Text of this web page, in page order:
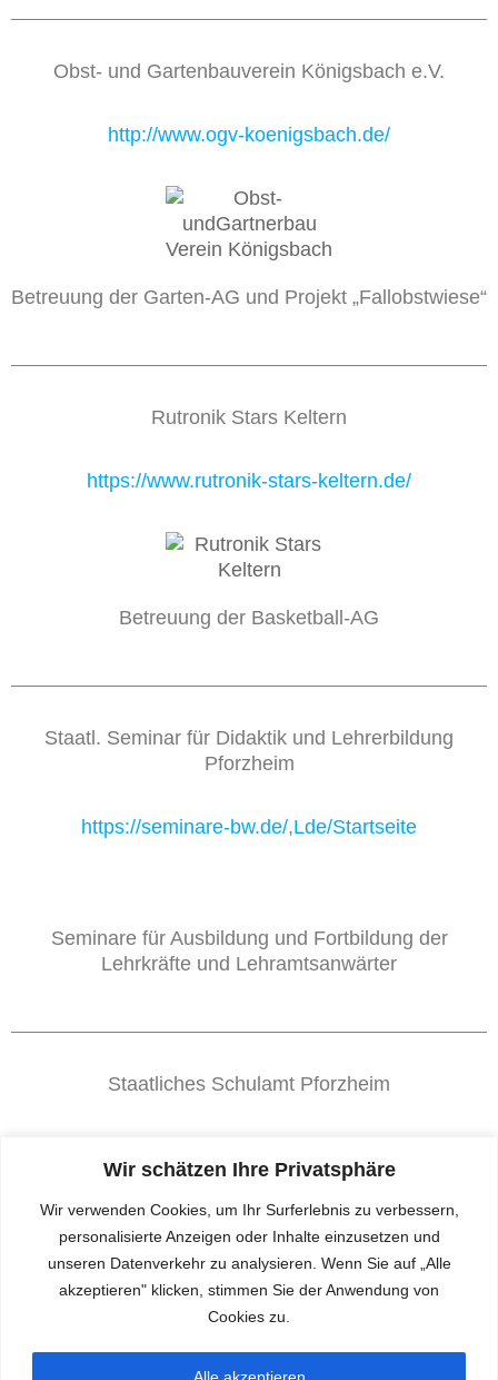
Wir schätzen Ihre Privatsphäre
Wir verwenden Cookies, um Ihr Surferlebnis zu verbessern,
personalisierte Anzeigen oder Inhalte einzusetzen und
unseren Datenverkehr zu analysieren. Wenn Sie auf „Alle
akzeptieren" klicken, stimmen Sie der Anwendung von
Cookies zu.
Alle akzeptieren
Obst- und Gartenbauverein Königsbach e.V.
http://www.ogv-koenigsbach.de/
Betreuung der Garten-AG und Projekt „Fallobstwiese“
Rutronik Stars Keltern
https://www.rutronik-stars-keltern.de/
Betreuung der Basketball-AG
Staatl. Seminar für Didaktik und Lehrerbildung
Pforzheim
https://seminare-bw.de/,Lde/Startseite
Seminare für Ausbildung und Fortbildung der
Lehrkräfte und Lehramtsanwärter
Staatliches Schulamt Pforzheim
Das Staatliche Schulamt Pforzheim ist u.a. zuständig
für alle Grundschulen im Enzkreis.